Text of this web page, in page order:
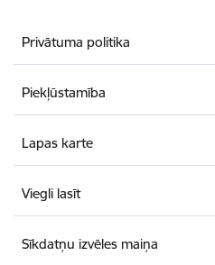
Privātuma politika
Piekļūstamība
Lapas karte
Viegli lasīt
Sīkdatņu izvēles maiņa